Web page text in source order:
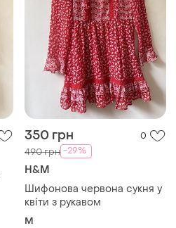
350 грн 0
490 грн -29%
H&M
Шифонова червона сукня у
квіти з рукавом
M